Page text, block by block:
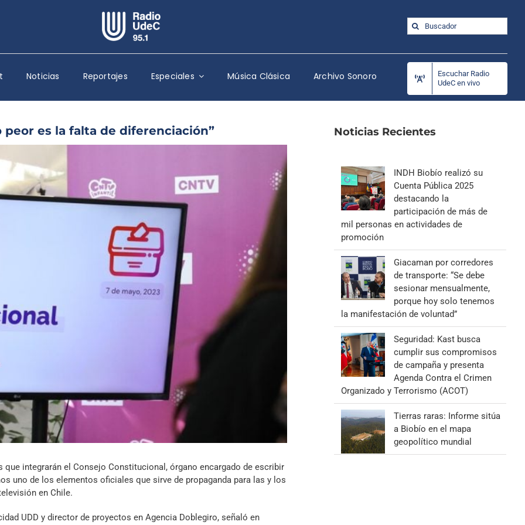
Escuchar Radio UdeC en vivo
Quiénes Somos
Programación
Podcast
Reportajes
Columnas
Música Clásica
Especiales
Archivo Sonoro
Buscar:
Noticias Reportajes Especiales Música Clásica Archivo Sonoro
Escuchar Radio
UdeC en vivo
peor es la falta de diferenciación”
integrarán el Consejo Constitucional, órgano encargado de escribir
uno de los elementos oficiales que sirve de propaganda para las y los
en Chile.
UDD y director de proyectos en Agencia Doblegiro, señaló en
Noticias Recientes
INDH Biobío realizó su
Cuenta Pública 2025
destacando la
participación de más de
mil personas en actividades de
promoción
Giacaman por corredores
de transporte: “Se debe
sesionar mensualmente,
porque hoy solo tenemos
la manifestación de voluntad”
Seguridad: Kast busca
cumplir sus compromisos
de campaña y presenta
Agenda Contra el Crimen
Organizado y Terrorismo (ACOT)
Tierras raras: Informe sitúa
a Biobío en el mapa
geopolítico mundial